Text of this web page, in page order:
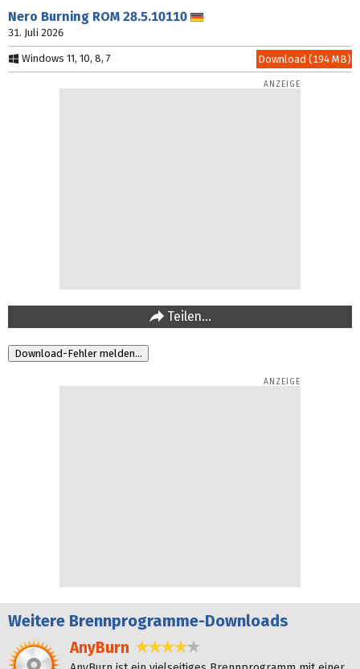
Nero Burning ROM 28.5.10110
31. Juli 2026
Windows 11, 10, 8, 7 Download (194 MB)
Teilen…
Weitere Brennprogramme-Downloads
AnyBurn 4,2 Sterne